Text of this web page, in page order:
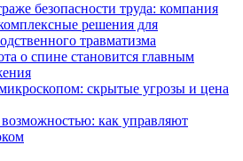
безопасности труда: компания
решения для
травматизма
о спине становится главным
скрытые угрозы и цена
как управляют